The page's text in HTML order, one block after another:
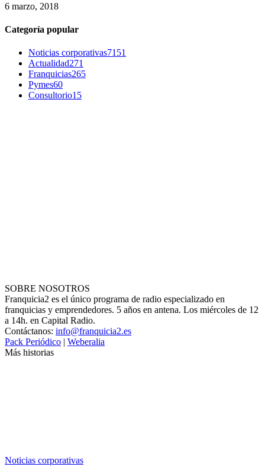
6 marzo, 2018
Categoría popular
Noticias corporativas7151
Actualidad271
Franquicias265
Pymes60
Consultorio15
SOBRE NOSOTROS
Franquicia2 es el único programa de radio especializado en
franquicias y emprendedores. 5 años en antena. Los miércoles de 12
a 14h. en Capital Radio.
Contáctanos: info@franquicia2.es
Pack Periódico | Weberalia
Más historias
Noticias corporativas